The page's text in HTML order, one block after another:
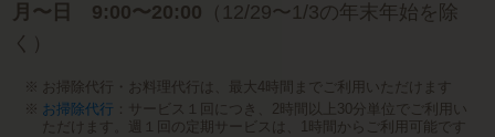
月〜日 9:00〜20:00 （12/29〜1/3の年末年始を除
く）
お掃除代行・お料理代行は、最大4時間までご利用いただけます
お掃除代行 ：サービス１回につき、2時間以上30分単位でご利用い
ただけます。週１回の定期サービスは、1時間からご利用可能です